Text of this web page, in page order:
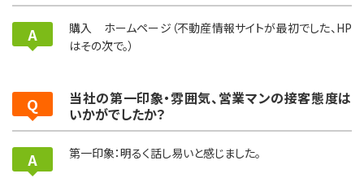
購入 ホームページ（不動産情報サイトが最初でした、HP
はその次で。）
当社の第一印象・雰囲気、営業マンの接客態度は
いかがでしたか？
第一印象：明るく話し易いと感じました。